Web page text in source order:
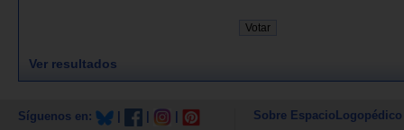
Ver resultados
Síguenos en: Sobre EspacioLogopédico